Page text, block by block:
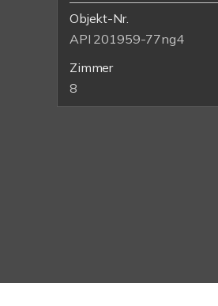
Objekt-Nr.
API 201959-77ng4
Zimmer
8